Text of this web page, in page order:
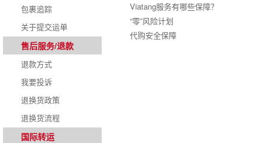
包裹追踪
关于提交运单
售后服务/退款
退款方式
我要投诉
退换货政策
退换货流程
国际转运
Viatang服务有哪些保障？
“零”风险计划
代购安全保障